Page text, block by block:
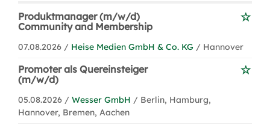
Produktmanager (m/w/d)
Community and Membership
07.08.2026 / Heise Medien GmbH & Co. KG / Hannover
Promoter als Quereinsteiger
(m/w/d)
05.08.2026 / Wesser GmbH / Berlin, Hamburg,
Hannover, Bremen, Aachen